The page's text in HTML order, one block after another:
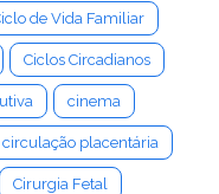
de Vida Familiar
Ciclos Circadianos
cinema
circulação placentária
Cirurgia Fetal